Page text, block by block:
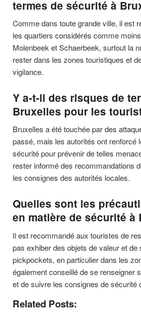
termes de sécurité à
Comme dans toute grande ville, il est
les quartiers considérés comme
Molenbeek et Schaerbeek, surtout la
rester dans les zones touristiques et
vigilance.
Y a-t-il des risques de
Bruxelles pour les
Bruxelles a été touchée par des
passé, mais les autorités ont renforcé
sécurité pour prévenir de telles
rester informé des recommandations
les consignes des autorités locales.
Quelles sont les
en matière de sécurité à
Il est recommandé aux touristes de
pas exhiber des objets de valeur et de
pickpockets, en particulier dans les
également conseillé de se renseigner
et de suivre les consignes de sécurité
Related Posts: